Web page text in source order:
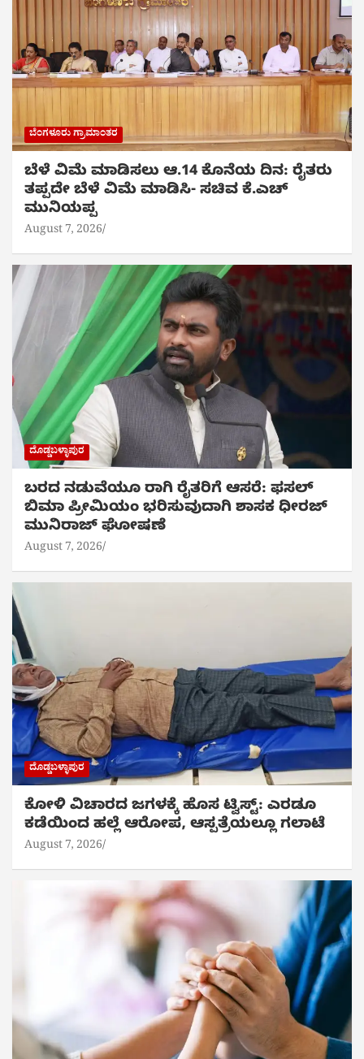
ಬೆಂಗಳೂರು ಗ್ರಾಮಾಂತರ
ಬೆಳೆ ವಿಮೆ ಮಾಡಿಸಲು ಆ.14 ಕೊನೆಯ ದಿನ: ರೈತರು
ತಪ್ಪದೇ ಬೆಳೆ ವಿಮೆ ಮಾಡಿಸಿ- ಸಚಿವ ಕೆ.ಎಚ್
ಮುನಿಯಪ್ಪ
August 7, 2026
ದೊಡ್ಡಬಳ್ಳಾಪುರ
ಬರದ ನಡುವೆಯೂ ರಾಗಿ ರೈತರಿಗೆ ಆಸರೆ: ಫಸಲ್
ಬಿಮಾ ಪ್ರೀಮಿಯಂ ಭರಿಸುವುದಾಗಿ ಶಾಸಕ ಧೀರಜ್
ಮುನಿರಾಜ್ ಘೋಷಣೆ
August 7, 2026
ದೊಡ್ಡಬಳ್ಳಾಪುರ
ಕೋಳಿ ವಿಚಾರದ ಜಗಳಕ್ಕೆ ಹೊಸ ಟ್ವಿಸ್ಟ್: ಎರಡೂ
ಕಡೆಯಿಂದ ಹಲ್ಲೆ ಆರೋಪ, ಆಸ್ಪತ್ರೆಯಲ್ಲೂ ಗಲಾಟೆ
August 7, 2026